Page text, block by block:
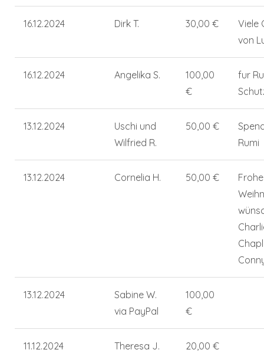
16.12.2024 Dirk T. 30,00 €
Viele
von
16.12.2024 Angelika S.
100,00
€
fur
13.12.2024
Uschi und
Wilfried R.
50,00 €
Rumi
13.12.2024 Cornelia H. 50,00 €
Frohe
13.12.2024
Sabine W.
via PayPal
100,00
€
11.12.2024 Theresa J. 20,00 €